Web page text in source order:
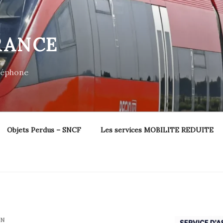
Objets Perdus – SNCF Les services MOBILITE REDUITE